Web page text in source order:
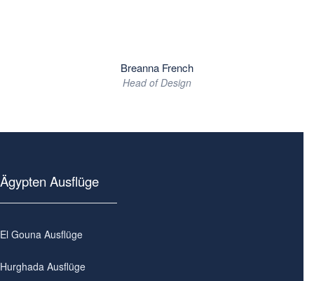
Breanna French
Head of Design
Ägypten Ausflüge
El Gouna Ausflüge
Hurghada Ausflüge